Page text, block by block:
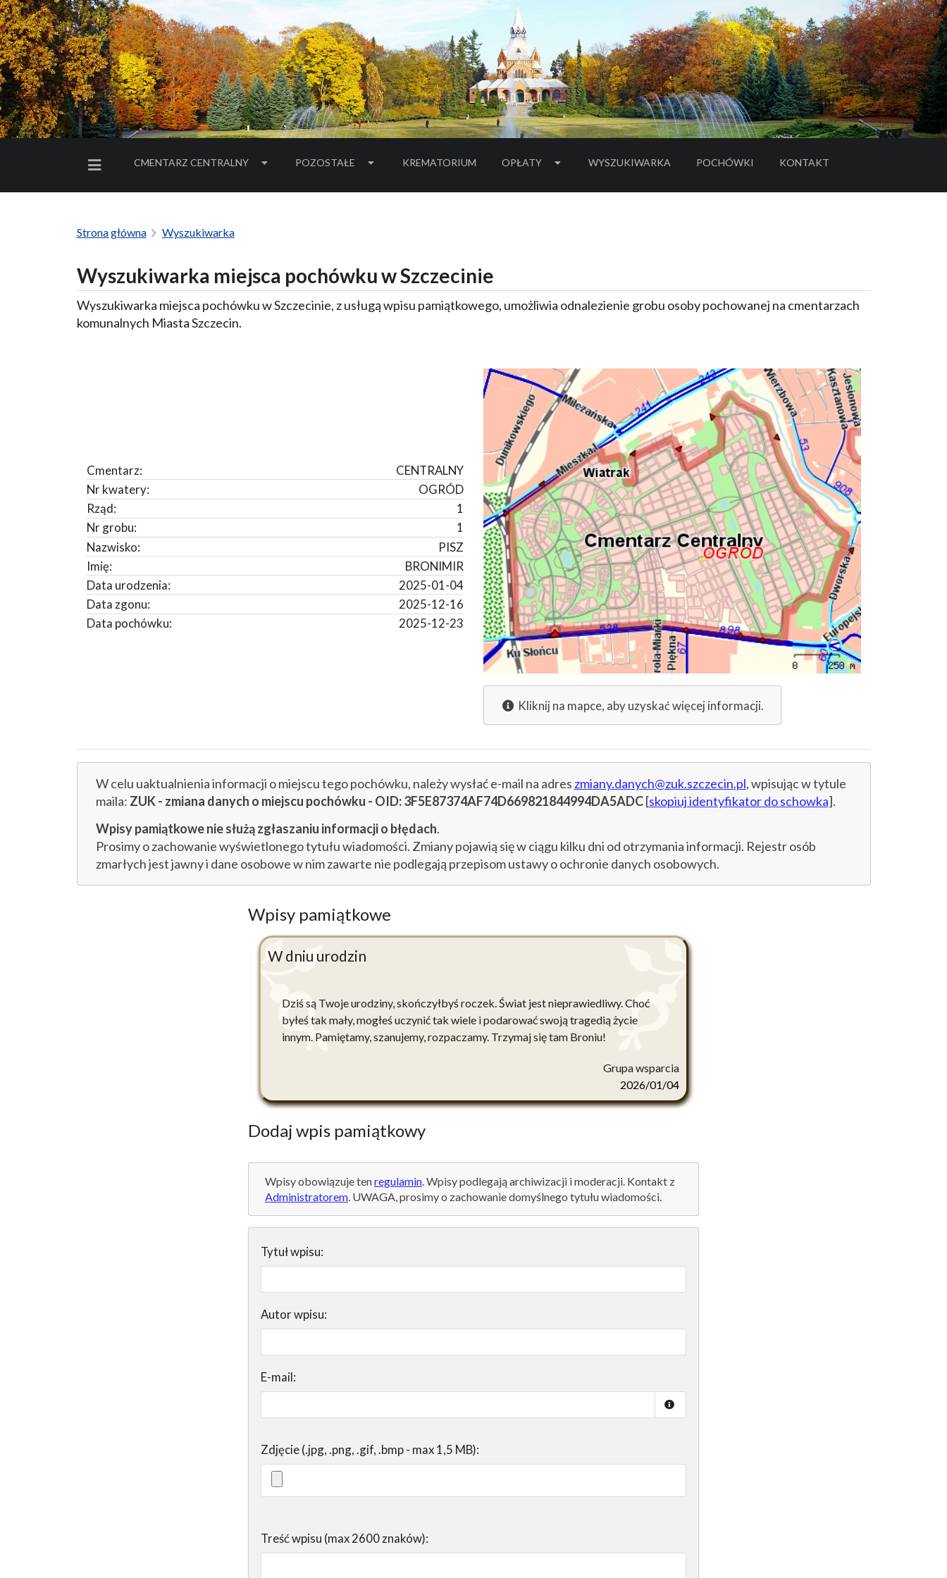
MENU BOCZNE
CMENTARZ CENTRALNY POZOSTAŁE KREMATORIUM OPŁATY WYSZUKIWARKA POCHÓWKI
- LINK DO SERWISU ZEWNĘTRZNEGO
KONTAKT
Strona główna Wyszukiwarka
Wyszukiwarka miejsca pochówku w Szczecinie
Wyszukiwarka miejsca pochówku w Szczecinie, z usługą wpisu pamiątkowego, umożliwia odnalezienie grobu osoby pochowanej na cmentarzach
komunalnych Miasta Szczecin.
CENTRALNY
Cmentarz:
OGRÓD
Nr kwatery:
1
Rząd:
1
Nr grobu:
PISZ
Nazwisko:
BRONIMIR
Imię:
2025-01-04
Data urodzenia:
2025-12-16
Data zgonu:
2025-12-23
Data pochówku:
Kliknij na mapce, aby uzyskać więcej informacji.
W celu uaktualnienia informacji o miejscu tego pochówku, należy wysłać e-mail na adres zmiany.danych@zuk.szczecin.pl, wpisując w tytule
maila: ZUK - zmiana danych o miejscu pochówku - OID: 3F5E87374AF74D669821844994DA5ADC[skopiuj identyfikator do schowka].
Wpisy pamiątkowe nie służą zgłaszaniu informacji o błędach.
Prosimy o zachowanie wyświetlonego tytułu wiadomości. Zmiany pojawią się w ciągu kilku dni od otrzymania informacji. Rejestr osób
zmarłych jest jawny i dane osobowe w nim zawarte nie podlegają przepisom ustawy o ochronie danych osobowych.
Wpisy pamiątkowe
W dniu urodzin
Dziś są Twoje urodziny, skończyłbyś roczek. Świat jest nieprawiedliwy. Choć
byłeś tak mały, mogłeś uczynić tak wiele i podarować swoją tragedią życie
innym. Pamiętamy, szanujemy, rozpaczamy. Trzymaj się tam Broniu!
Grupa wsparcia
2026/01/04
Dodaj wpis pamiątkowy
Wpisy obowiązuje tenregulamin . Wpisy podlegają archiwizacji i moderacji. Kontakt z
Administratorem . UWAGA, prosimy o zachowanie domyślnego tytułu wiadomości.
Tytuł wpisu:
Autor wpisu:
E-mail:
Zdjęcie (.jpg, .png, .gif, .bmp - max 1,5 MB):
Treść wpisu (max 2600 znaków):